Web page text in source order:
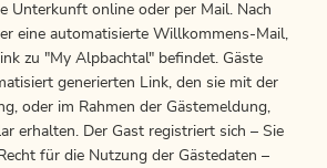
Unterkunft online oder per Mail. Nach
eine automatisierte Willkommens-Mail,
zu "My Alpbachtal" befindet. Gäste
generierten Link, den sie mit der
oder im Rahmen der Gästemeldung,
erhalten. Der Gast registriert sich – Sie
für die Nutzung der Gästedaten –